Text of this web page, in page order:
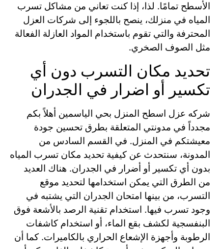
الأسطح تمامًا. لذا، إذا كنت تعاني من مشاكل تسرب
المياه في منزلك، ينصح باللجوء إلى شركات العزل
المحترفة والتي تقوم باستخدام المواد العازلة الفعالة
مثل الصوف الصخري.
تحديد مكان التسرب دون أي
تكسير أو اضرار في الجدران
شركه عزل اسطح المنزل بحي الياسمين أهلاً بكم
مجدداً في مدونتي المتعلقة بطرق تحسين جودة
معيشتكم في المنزل. في القسم السادس من
المدونة، سنتحدث عن كيفية تحديد مكان تسرب المياه
بدون أي تكسير أو أضرار في الجدران. هناك العديد
من الطرق التي يمكن استخدامها لتحديد موقع
التسرب، من بينها امتحان الجدران التي يشتبه في
وجود تسرب فيها. استخدام تقنية الرصد بالأشعة فوق
البنفسجية لكشف بقع الماء، أو استخدام كاشفات
الرطوبة وأجهزة الإشعاع الحراري بالكاميرات. كما أن